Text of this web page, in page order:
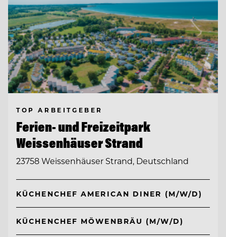
TOP ARBEITGEBER
Ferien- und Freizeitpark
Weissenhäuser Strand
23758 Weissenhäuser Strand, Deutschland
KÜCHENCHEF AMERICAN DINER (M/W/D)
KÜCHENCHEF MÖWENBRÄU (M/W/D)